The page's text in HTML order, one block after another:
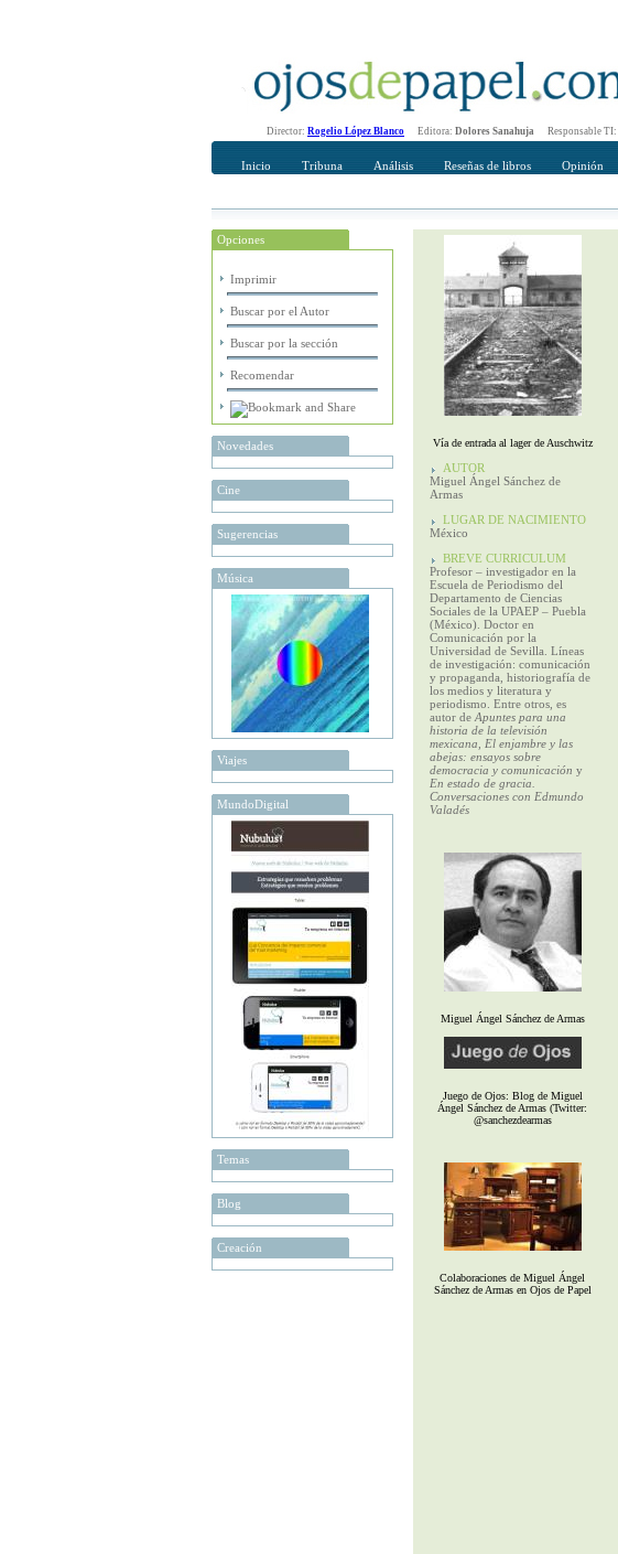
Director: Rogelio López Blanco Editora: Dolores Sanahuja Responsable TI:
Inicio Tribuna Análisis Reseñas de libros Opinión
Opciones
Imprimir
Buscar por el Autor
Buscar por la sección
Recomendar
Novedades
Cine
Sugerencias
Música
Viajes
MundoDigital
Temas
Blog
Creación
Recomendar
Su nombre Completo
Vía de entrada al lager de Auschwitz
AUTOR
Miguel Ángel Sánchez de
Armas
LUGAR DE NACIMIENTO
México
BREVE CURRICULUM
Profesor – investigador en la
Escuela de Periodismo del
Departamento de Ciencias
Sociales de la UPAEP – Puebla
(México). Doctor en
Comunicación por la
Universidad de Sevilla. Líneas
de investigación: comunicación
y propaganda, historiografía de
los medios y literatura y
periodismo. Entre otros, es
autor de Apuntes para una
historia de la televisión
mexicana, El enjambre y las
abejas: ensayos sobre
democracia y comunicación y
En estado de gracia.
Conversaciones con Edmundo
Valadés
Miguel Ángel Sánchez de Armas
Juego de Ojos: Blog de Miguel
Ángel Sánchez de Armas (Twitter:
@sanchezdearmas
Colaboraciones de Miguel Ángel
Sánchez de Armas en Ojos de Papel